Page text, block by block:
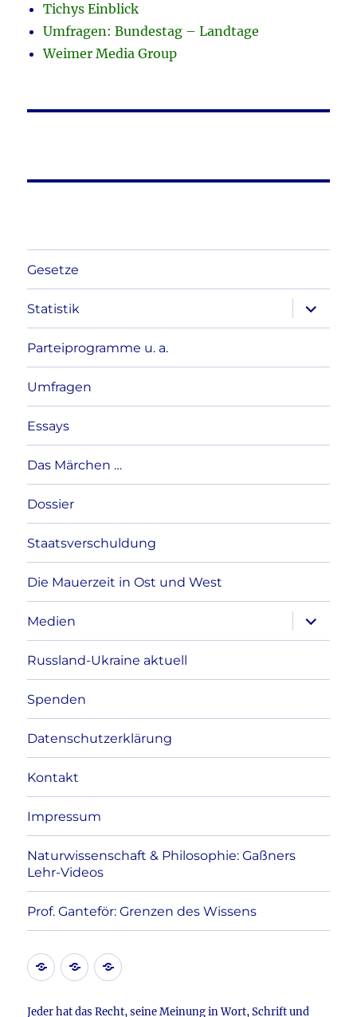
Tichys Einblick
Umfragen: Bundestag – Landtage
Weimer Media Group
Gesetze
Statistik
anzeigen
Parteiprogramme u. a.
Umfragen
Essays
Das Märchen …
Dossier
Staatsverschuldung
Die Mauerzeit in Ost und West
Medien
anzeigen
Russland-Ukraine aktuell
Spenden
Datenschutzerklärung
Kontakt
Impressum
Naturwissenschaft & Philosophie: Gaßners
Lehr-Videos
Prof. Ganteför: Grenzen des Wissens
KontaktDatenschutzerklärung
Impressum
Jeder hat das Recht, seine Meinung in Wort, Schrift und